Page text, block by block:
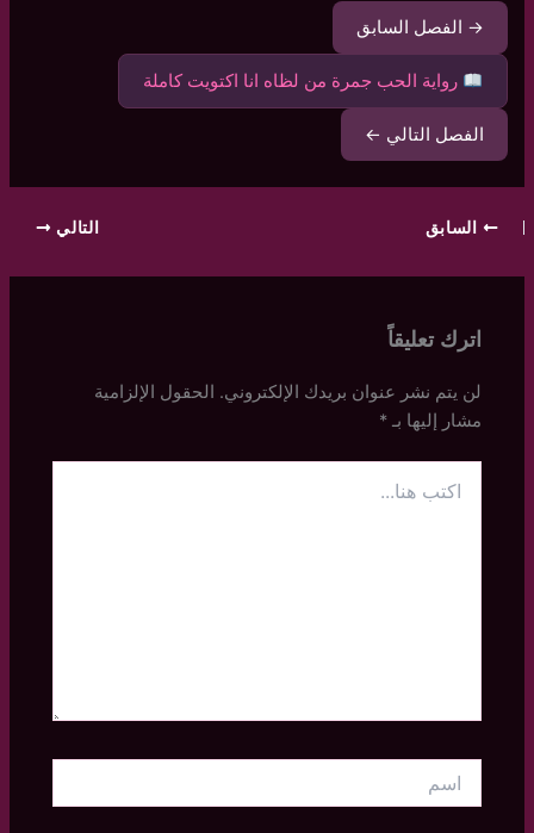
→ الفصل السابق
رواية الحب جمرة من لظاه انا اكتويت كاملة
الفصل التالي ←
السابق التالي
اترك تعليقاً
لن يتم نشر عنوان بريدك الإلكتروني. الحقول الإلزامية
مشار إليها بـ*
هنا...